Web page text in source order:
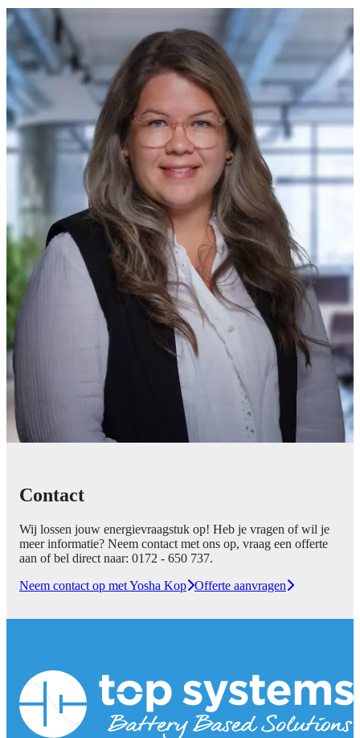
Contact
Wij lossen jouw energievraagstuk op! Heb je vragen of wil je
meer informatie? Neem contact met ons op, vraag een offerte
aan of bel direct naar: 0172 - 650 737.
Neem contact op met Yosha Kop Offerte aanvragen